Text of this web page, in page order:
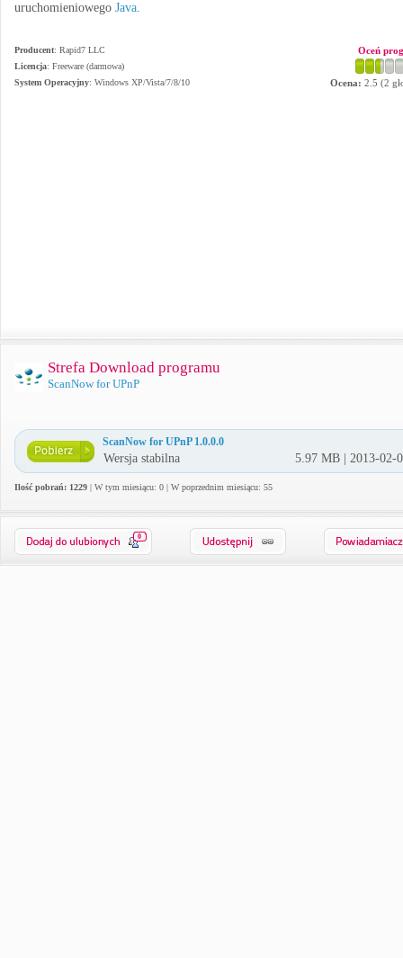
uruchomieniowego Java.
Producent: Rapid7 LLC
Licencja: Freeware (darmowa)
System Operacyjny: Windows XP/Vista/7/8/10
Oceń
Ocena: 2.5 (2
Strefa Download programu
ScanNow for UPnP
ScanNow for UPnP 1.0.0.0
Wersja stabilna 5.97 MB | 2013-02-
Ilość pobrań: 1229 | W tym miesiącu: 0 | W poprzednim miesiącu: 55
0